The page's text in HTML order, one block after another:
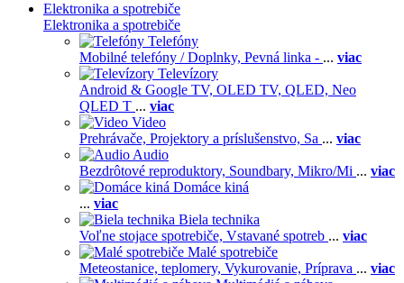
Elektronika a spotrebiče
Elektronika a spotrebiče
Telefóny
Mobilné telefóny / Doplnky, Pevná linka - ... viac
Televízory
Android & Google TV, OLED TV, QLED, Neo
QLED T ... viac
Video
Prehrávače, Projektory a príslušenstvo, Sa ... viac
Audio
Bezdrôtové reproduktory, Soundbary, Mikro/Mi ... viac
Domáce kiná
... viac
Biela technika
Voľne stojace spotrebiče, Vstavané spotreb ... viac
Malé spotrebiče
Meteostanice, teplomery, Vykurovanie, Príprava ... viac